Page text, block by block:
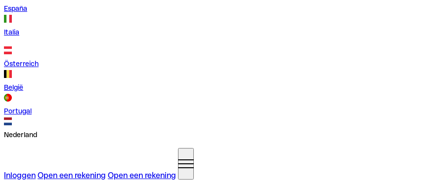
España
Italia
Österreich
België
Portugal
Nederland
Inloggen Open een rekening Open een rekening